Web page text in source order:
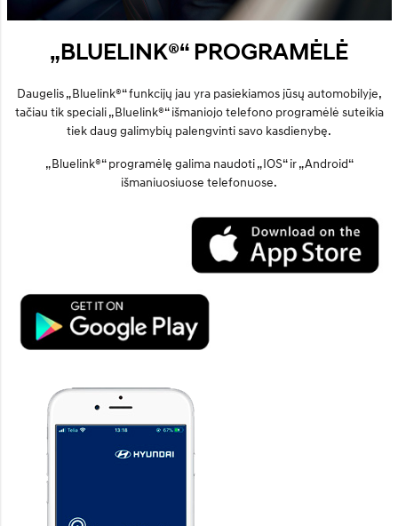
„BLUELINK®“ PROGRAMĖLĖ
Daugelis „Bluelink®“ funkcijų jau yra pasiekiamos jūsų automobilyje,
tačiau tik speciali „Bluelink®“ išmaniojo telefono programėlė suteikia
tiek daug galimybių palengvinti savo kasdienybę.
„Bluelink®“ programėlę galima naudoti „IOS“ ir „Android“
išmaniuosiuose telefonuose.